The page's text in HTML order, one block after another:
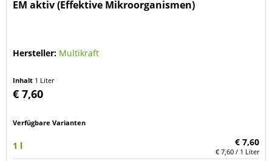
EM aktiv (Effektive Mikroorganismen)
Hersteller: Multikraft
Inhalt 1 Liter
€ 7,60
Verfügbare Varianten
1 l € 7,60
€ 7,60 / 1 Liter